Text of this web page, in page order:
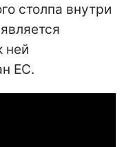
столпа внутри
ней
ЕС.